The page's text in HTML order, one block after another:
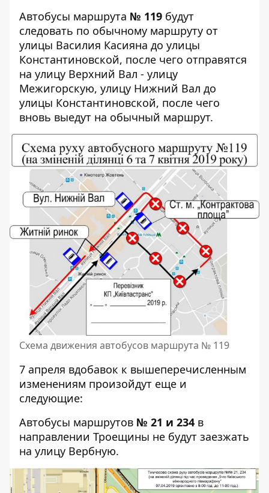
Автобусы маршрута № 119 будут
следовать по обычному маршруту от
улицы Василия Касияна до улицы
Константиновской, после чего отправятся
на улицу Верхний Вал - улицу
Межигорскую, улицу Нижний Вал до
улицы Константиновской, после чего
вновь выедут на обычный маршрут.
Схема движения автобусов маршрута № 119
7 апреля вдобавок к вышеперечисленным
изменениям произойдут еще и
следующие:
Автобусы маршрутов № 21 и 234 в
направлении Троещины не будут заезжать
на улицу Вербную.